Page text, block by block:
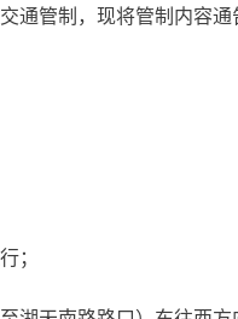
管制，现将管制内容通
；